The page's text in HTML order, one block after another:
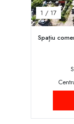
1 / 17
Spațiu